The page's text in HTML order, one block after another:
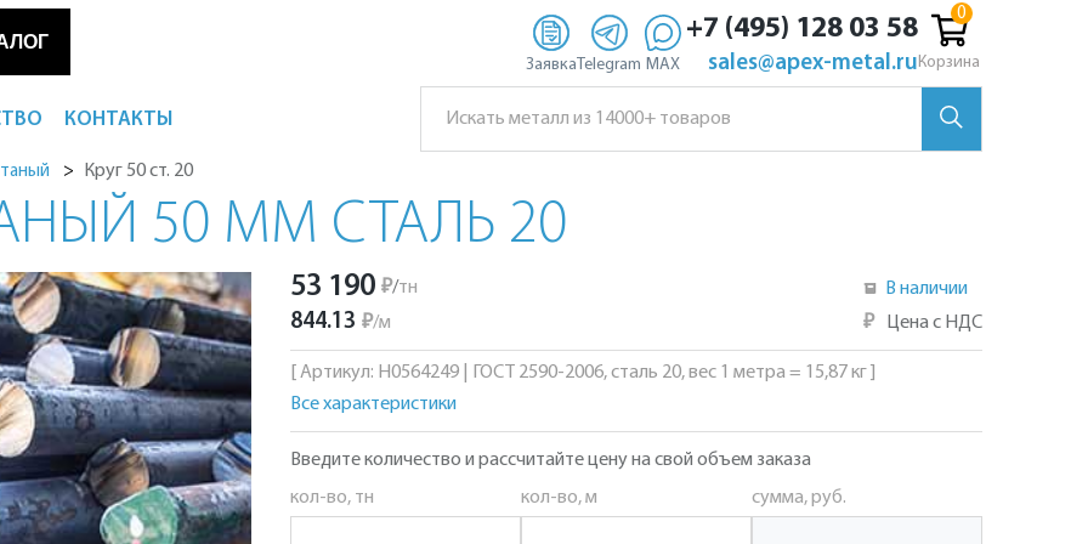
Заявка Telegram MAX
+7 (495) 128 03 58
sales@apex-metal.ru Корзина
КОНТАКТЫ
Круг 50 ст. 20
50 ММ СТАЛЬ 20
53 190 ₽/тн
844.13 ₽/м
В наличии
₽
Цена с НДС
[ Артикул: Н0564249 | ГОСТ 2590-2006, сталь 20, вес 1 метра = 15,87 кг ]
Все характеристики
Введите количество и рассчитайте цену на свой объем заказа
кол-во, тн
кол-во, м сумма, руб.